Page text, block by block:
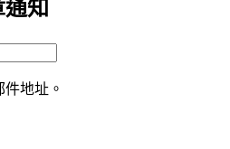
知
地址。